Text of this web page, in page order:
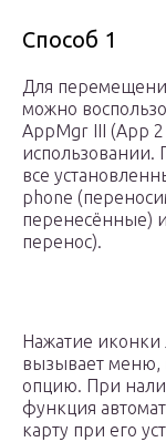
Способ 1
Для
можно
AppMgr III (App
использовании.
все
phone
перенесённые)
перенос).
Нажатие иконки
вызывает меню,
опцию. При
функция
карту при его